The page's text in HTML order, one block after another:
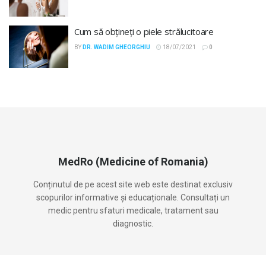
Cum să obțineți o piele strălucitoare
BY DR. WADIM GHEORGHIU 18/07/2021 0
MedRo (Medicine of Romania)
Conținutul de pe acest site web este destinat exclusiv
scopurilor informative și educaționale. Consultați un
medic pentru sfaturi medicale, tratament sau
diagnostic.